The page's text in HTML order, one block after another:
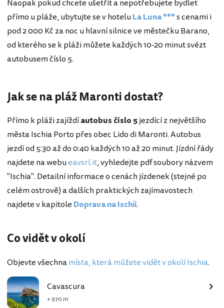
Naopak pokud chcete ušetřit a nepotřebujete bydlet
přímo u pláže, ubytujte se v hoteluLa Luna ***s cenami i
pod 2 000 Kč za noc u hlavní silnice ve městečku Barano,
od kterého se k pláži můžete každých 10-20 minut svézt
autobusem číslo 5.
Jak se na pláž Maronti dostat?
Přímo k pláži zajíždíautobus číslo 5jezdící z největšího
města Ischia Porto přes obec Lido di Maronti. Autobus
jezdí od 5:30 až do 0:40 každých 10 až 20 minut. Jízdní řády
najdete na webueavsrl.it, vyhledejte pdf soubory názvem
"Ischia". Detailní informace o cenách jízdenek (stejné po
celém ostrově) a dalších praktických zajímavostech
najdete v kapitole Doprava na Ischii.
Co vidět v okolí
Objevte všechnamísta, která můžete vidět v okolí Ischia.
Cavascura
+ 970 m